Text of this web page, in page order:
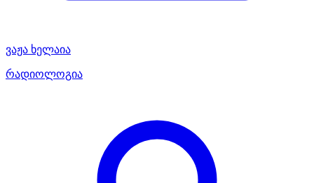
ვაჟა ხელაია
რადიოლოგია